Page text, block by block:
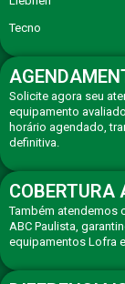
Tecno
Solicite agora seu
equipamento
horário agendado,
definitiva.
COBERTURA
Também atendemos
ABC Paulista,
equipamentos Lofra